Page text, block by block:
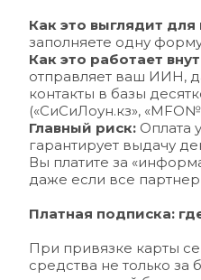
Как это выглядит для
заполняете одну
Как это работает
отправляет ваш ИИН,
контакты в базы
(«СиСиЛоун.кз»,
Главный риск: Оплата
гарантирует выдачу
Вы платите за
даже если все
Платная подписка:
При привязке карты
средства не только за